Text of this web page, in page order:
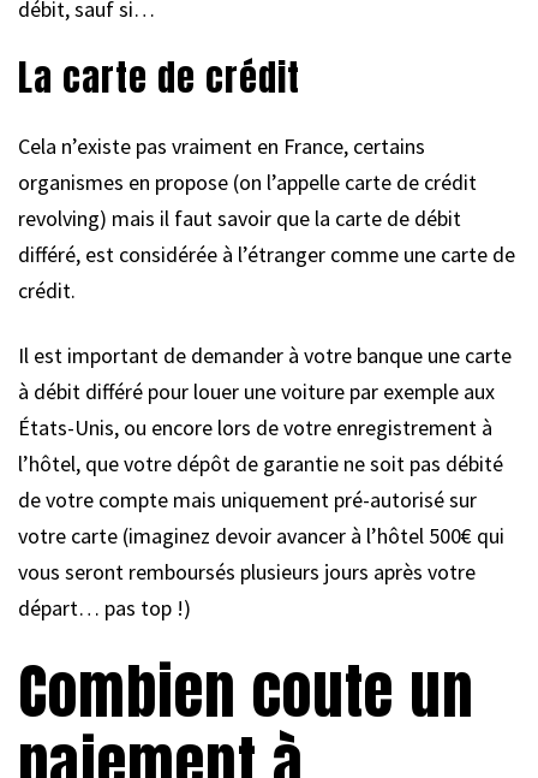
débit, sauf si…
La carte de crédit
Cela n’existe pas vraiment en France, certains
organismes en propose (on l’appelle carte de crédit
revolving) mais il faut savoir que la carte de débit
différé, est considérée à l’étranger comme une carte de
crédit.
Il est important de demander à votre banque une carte
à débit différé pour louer une voiture par exemple aux
États-Unis, ou encore lors de votre enregistrement à
l’hôtel, que votre dépôt de garantie ne soit pas débité
de votre compte mais uniquement pré-autorisé sur
votre carte (imaginez devoir avancer à l’hôtel 500€ qui
vous seront remboursés plusieurs jours après votre
départ… pas top !)
Combien coute un